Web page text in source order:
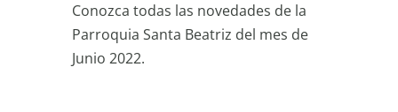
Conozca todas las novedades de la
Parroquia Santa Beatriz del mes de
Junio 2022.